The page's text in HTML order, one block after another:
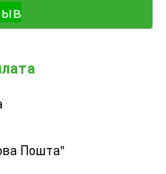
Пошта"